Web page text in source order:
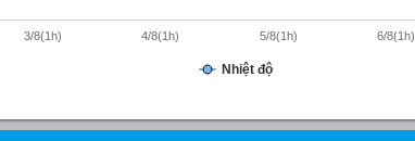
Nhiệt độ
3/8(1h) 4/8(1h) 5/8(1h) 6/8(1h)